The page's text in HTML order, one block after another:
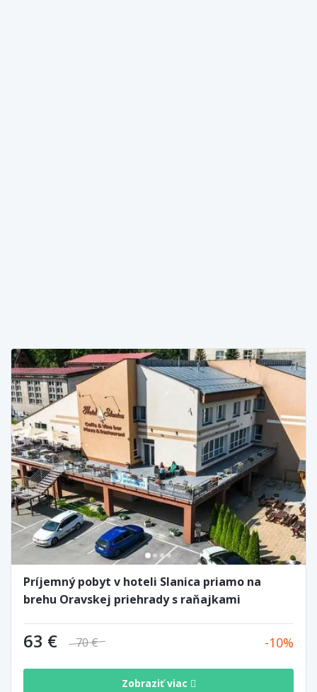
Príjemný pobyt v hoteli Slanica priamo na
brehu Oravskej priehrady s raňajkami
63 € 70 € 10
Zobraziť viac